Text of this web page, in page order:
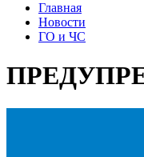
Главная
Новости
ГО и ЧС